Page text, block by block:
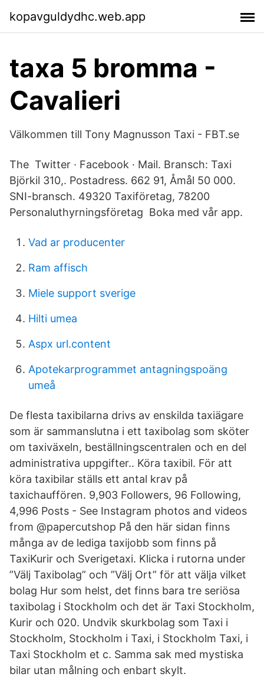
kopavguldydhc.web.app
taxa 5 bromma -
Cavalieri
Välkommen till Tony Magnusson Taxi - FBT.se
The Twitter · Facebook · Mail. Bransch: Taxi
Björkil 310,. Postadress. 662 91, Åmål 50 000.
SNI-bransch. 49320 Taxiföretag, 78200
Personaluthyrningsföretag Boka med vår app.
Vad ar producenter
Ram affisch
Miele support sverige
Hilti umea
Aspx url.content
Apotekarprogrammet antagningspoäng
umeå
De flesta taxibilarna drivs av enskilda taxiägare
som är sammanslutna i ett taxibolag som sköter
om taxiväxeln, beställningscentralen och en del
administrativa uppgifter.. Köra taxibil. För att
köra taxibilar ställs ett antal krav på
taxichauffören. 9,903 Followers, 96 Following,
4,996 Posts - See Instagram photos and videos
from @papercutshop På den här sidan finns
många av de lediga taxijobb som finns på
TaxiKurir och Sverigetaxi. Klicka i rutorna under
”Välj Taxibolag” och ”Välj Ort” för att välja vilket
bolag Hur som helst, det finns bara tre seriösa
taxibolag i Stockholm och det är Taxi Stockholm,
Kurir och 020. Undvik skurkbolag som Taxi i
Stockholm, Stockholm i Taxi, i Stockholm Taxi, i
Taxi Stockholm et c. Samma sak med mystiska
bilar utan målning och enbart skylt.